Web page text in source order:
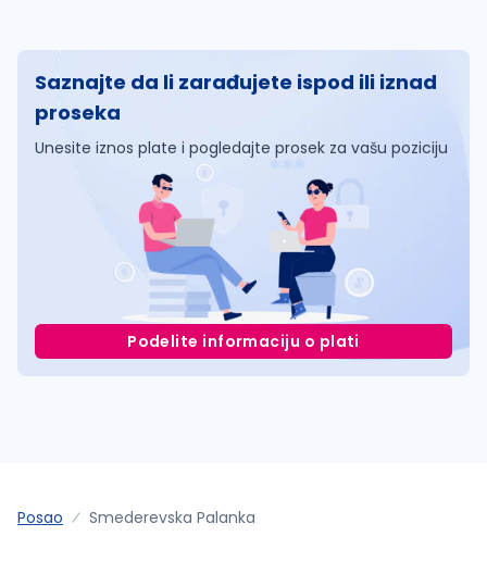
Saznajte da li zarađujete ispod ili iznad
proseka
Unesite iznos plate i pogledajte prosek za vašu poziciju
Podelite informaciju o plati
Posao Smederevska Palanka